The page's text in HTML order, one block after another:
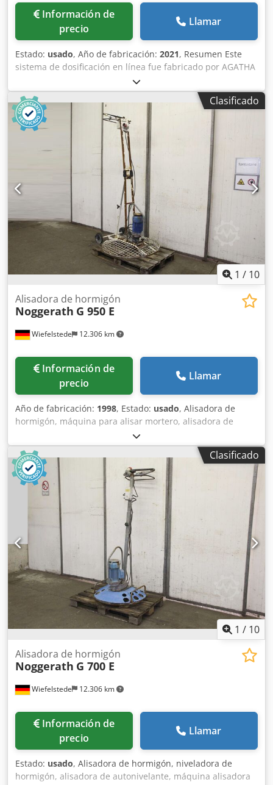
Información de
precio
Llamar
Estado: usado, Año de fabricación: 2021, Resumen Este
sistema de dosificación en línea fue fabricado por AGATHA
(Italia) en 2021. El AGATHA PRO es un dispositivo
automático compacto para la dosificación precisa de
estabilizantes líquidos, como Gomasol y Estabicel, en la
producción de vino. Puede integrarse directamente en
líneas de embotellado o filtración y, gracias a su sistema
de inyección controlado por caudal, garantiza una
dosificación precisa y homogénea. La máquina se
encuentra en buenas condiciones y está lista para su uso.
Datos técnicos - Aplicación: Dosificación de estabilizantes
líquidos en la producción de vino - Construcción: Acero
inoxidable AISI 304 - Dimensiones (largo × ancho × alto):
160 × 60 × 80 cm - Peso: 140 kg Djdpfx Apeyb Tafsbokr -
Control: Pantalla táctil con software de dosificación -
Alimentación: 230 V, ≈ 500 W - Equipamiento: Sensores de
caudal, alarmas, grado de protección IP65, fácil integración
en la línea de producción
Clasificado
1 / 10
Wiefelstede 12.306 km
Alisadora de hormigón
Noggerath G 950 E
Información de
precio
Llamar
Año de fabricación: 1998, Estado: usado, Alisadora de
hormigón, máquina para alisar mortero, alisadora de
hormigón -Fabricante: Noggerath, máquina portátil para
alisar hormigón, modelo G 950 E -Potencia: 2,4 kW -
Diámetro del disco: 790 mm Dsdeg T I Ndepfx Apbokr -
Dimensiones para el transporte: 1190/1000/A1410 mm -
Peso: 87 kg
Clasificado
1 / 10
Wiefelstede 12.306 km
Alisadora de hormigón
Noggerath G 700 E
Información de
precio
Llamar
Estado: usado, Alisadora de hormigón, niveladora de
hormigón, alisadora de autonivelante, máquina alisadora